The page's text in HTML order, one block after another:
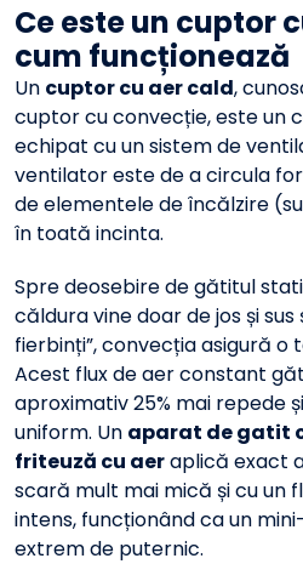
Ce este un cuptor
cum funcționează
Un cuptor cu aer cald,
cuptor cu convecție, este un
echipat cu un sistem de
ventilator este de a circula
de elementele de încălzire
în toată incinta.
Spre deosebire de gătitul
căldura vine doar de jos și
fierbinți”, convecția asigură
Acest flux de aer constant
aproximativ 25% mai repede
uniform. Un aparat de gatit
friteuză cu aeraplică exact
scară mult mai mică și cu un
intens, funcționând ca un
extrem de puternic.